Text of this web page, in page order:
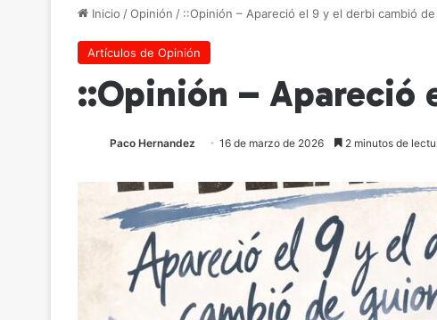
Inicio /Opinión / ::Opinión – Apareció el 9 y el derbi cambió
Artículos de Opinión
::Opinión – Apareció
Paco Hernandez 16 de marzo de 2026 2 minutos de